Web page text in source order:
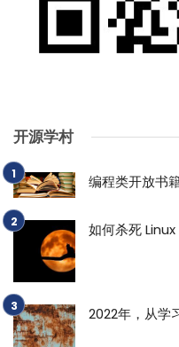
开源学村
编程类开放书
如何杀死
2022年，从学